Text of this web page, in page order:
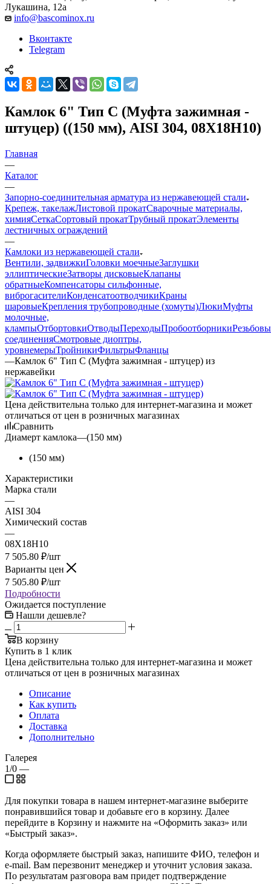
Лукашина, 12а
info@bascominox.ru
Вконтакте
Telegram
Камлок 6" Тип С (Муфта зажимная -
штуцер) ((150 мм), AISI 304, 08Х18Н10)
Главная
—
Каталог
—
Запорно-соединительная арматура из нержавеющей стали
Крепеж, такелажЛистовой прокатСварочные материалы,
химияСеткаСортовый прокатТрубный прокатЭлементы
лестничных ограждений
—
Камлоки из нержавеющей стали
Вентили, задвижкиГоловки моечныеЗаглушки
эллиптическиеЗатворы дисковыеКлапаны
обратныеКомпенсаторы сильфонные,
виброгасителиКонденсатоотводчикиКраны
шаровыеКрепления трубопроводные (хомуты)ЛюкиМуфты
молочные,
клампыОтбортовкиОтводыПереходыПробоотборники
соединенияСмотровые диоптры,
уровнемерыТройникиФильтрыФланцы
—Камлок 6" Тип С (Муфта зажимная - штуцер) из
нержавейки
Цена действительна только для интернет-магазина и может
отличаться от цен в розничных магазинах
Сравнить
Диамерт камлока—(150 мм)
(150 мм)
Характеристики
Марка стали
—
AISI 304
Химический состав
—
08Х18Н10
7 505.80 ₽/шт
Варианты цен
7 505.80 ₽/шт
Подробности
Ожидается поступление
Нашли дешевле?
В корзину
Купить в 1 клик
Цена действительна только для интернет-магазина и может
отличаться от цен в розничных магазинах
Описание
Как купить
Оплата
Доставка
Дополнительно
Галерея
1/0 —
Для покупки товара в нашем интернет-магазине выберите
понравившийся товар и добавьте его в корзину. Далее
перейдите в Корзину и нажмите на «Оформить заказ» или
«Быстрый заказ».
Когда оформляете быстрый заказ, напишите ФИО, телефон и
e-mail. Вам перезвонит менеджер и уточнит условия заказа.
По результатам разговора вам придет подтверждение